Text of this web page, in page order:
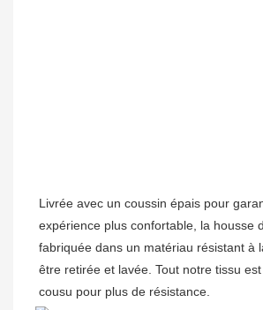
Livrée avec un coussin épais pour
expérience plus confortable, la housse
fabriquée dans un matériau résistant à
être retirée et lavée. Tout notre tissu